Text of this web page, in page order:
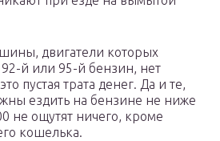
двигатели которых
й или 95-й бензин, нет
пустая трата денег. Да и те,
ездить на бензине не ниже
не ощутят ничего, кроме
кошелька.